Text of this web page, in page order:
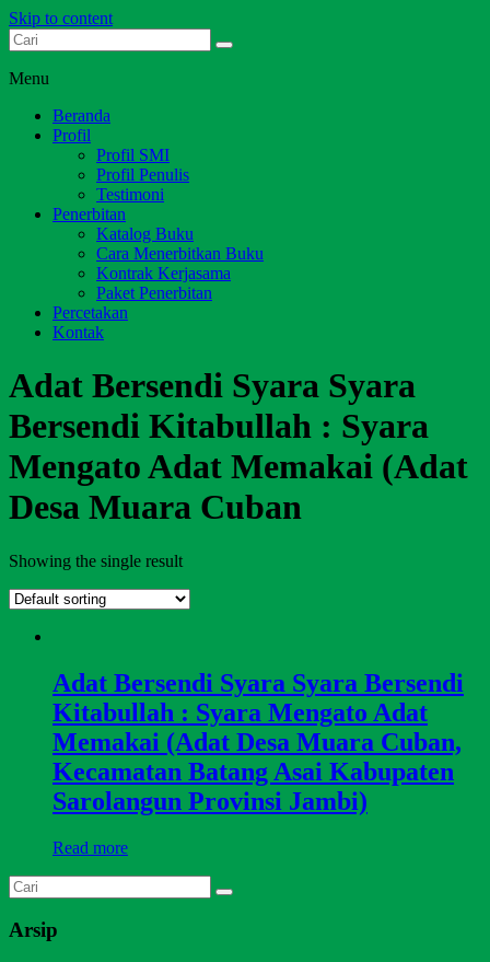
Skip to content
Dari Jambi untuk Indonesia
Menu
Beranda
Profil
Profil SMI
Profil Penulis
Testimoni
Penerbitan
Katalog Buku
Cara Menerbitkan Buku
Kontrak Kerjasama
Paket Penerbitan
Percetakan
Kontak
Adat Bersendi Syara Syara
Bersendi Kitabullah : Syara
Mengato Adat Memakai (Adat
Desa Muara Cuban
Showing the single result
Adat Bersendi Syara Syara Bersendi
Kitabullah : Syara Mengato Adat
Memakai (Adat Desa Muara Cuban,
Kecamatan Batang Asai Kabupaten
Sarolangun Provinsi Jambi)
Read more
Arsip